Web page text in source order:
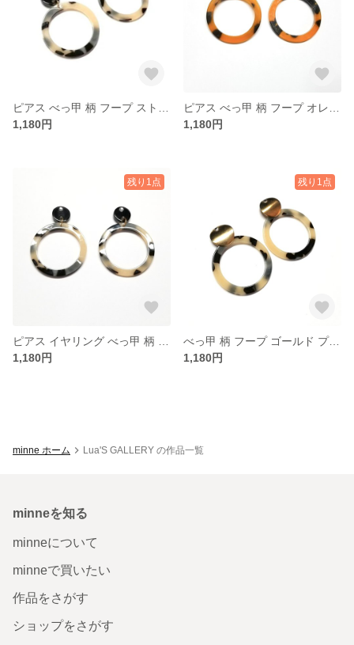
1,180円
1,180円
残り1点
1,180円
残り1点
べっ甲 柄 フープ ゴールド プレート ピアス ストーン 樹脂ピアス イヤリング 変更可能
1,180円
minne ホーム Lua'S GALLERY の作品一覧
minneを知る
minneについて
minneで買いたい
作品をさがす
ショップをさがす